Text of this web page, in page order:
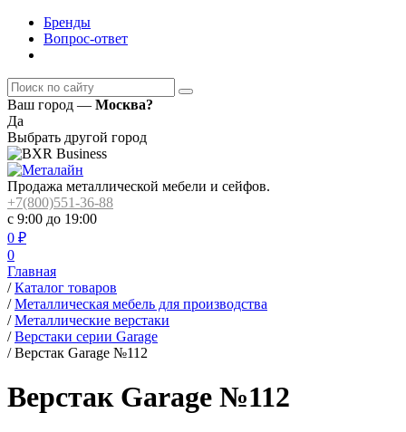
Бренды
Вопрос-ответ
Ваш город — Москва?
Да
Выбрать другой город
Продажа металлической мебели и сейфов.
+7(800)551-36-88
с 9:00 до 19:00
0 ₽
0
Главная
/ Каталог товаров
/ Металлическая мебель для производства
/ Металлические верстаки
/ Верстаки серии Garage
/ Верстак Garage №112
Верстак Garage №112